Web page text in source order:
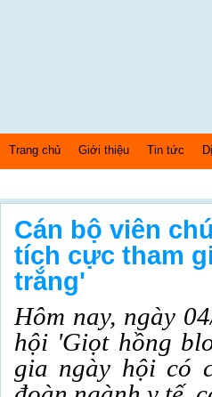
Trang chủ Giới thiệu Tin tức
Cán bộ viên
tích cực tham
trắng'
Hôm nay, ngày
hội 'Giọt hồng
gia ngày hội có